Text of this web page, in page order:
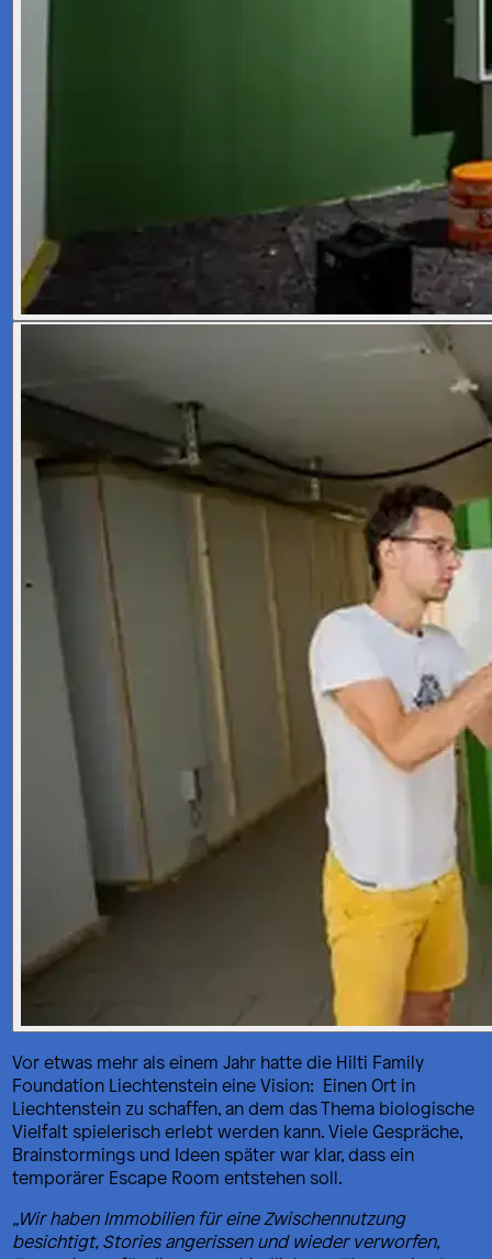
Vor etwas mehr als einem Jahr hatte die Hilti Family
Foundation Liechtenstein eine Vision: Einen Ort in
Liechtenstein zu schaffen, an dem das Thema biologische
Vielfalt spielerisch erlebt werden kann. Viele Gespräche,
Brainstormings und Ideen später war klar, dass ein
temporärer Escape Room entstehen soll.
„Wir haben Immobilien für eine Zwischennutzung
besichtigt, Stories angerissen und wieder verworfen,